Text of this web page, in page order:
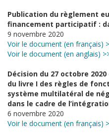
Publication du règlement
financement participatif :
9 novembre 2020
Voir le document (en français)
Voir le document (en anglais)
Décision du 27 octobre
du livre I des règles de
système multilatéral de
dans le cadre de
6 novembre 2020
Voir le document (en français)